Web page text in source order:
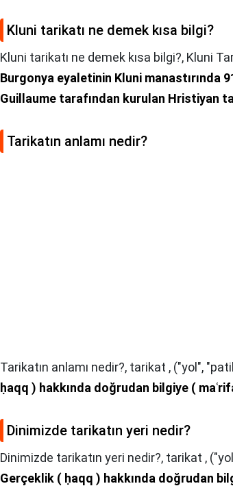
Kluni tarikatı ne demek kısa bilgi?
Kluni tarikatı ne demek kısa bilgi?, Kluni
Burgonya eyaletinin Kluni manastırında
Guillaume tarafından kurulan Hristiyan
Tarikatın anlamı nedir?
Tarikatın anlamı nedir?, tarikat , ("yol",
ḥaqq ) hakkında doğrudan bilgiye (
Dinimizde tarikatın yeri nedir?
Dinimizde tarikatın yeri nedir?, tarikat ,
Gerçeklik ( ḥaqq ) hakkında doğrudan